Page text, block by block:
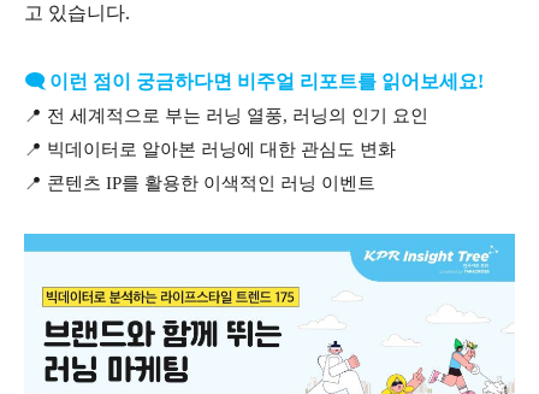
고 있습니다.
🗨️ 이런 점이 궁금하다면 비주얼 리포트를 읽어보세요!
📍 전 세계적으로 부는 러닝 열풍, 러닝의 인기 요인
📍 빅데이터로 알아본 러닝에 대한 관심도 변화
📍 콘텐츠 IP를 활용한 이색적인 러닝 이벤트